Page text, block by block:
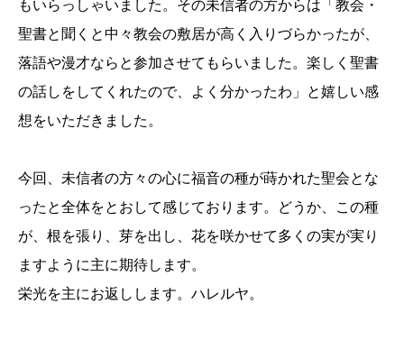
もいらっしゃいました。その未信者の方からは「教会・
聖書と聞くと中々教会の敷居が高く入りづらかったが、
落語や漫才ならと参加させてもらいました。楽しく聖書
の話しをしてくれたので、よく分かったわ」と嬉しい感
想をいただきました。
今回、未信者の方々の心に福音の種が蒔かれた聖会とな
ったと全体をとおして感じております。どうか、この種
が、根を張り、芽を出し、花を咲かせて多くの実が実り
ますように主に期待します。
栄光を主にお返しします。ハレルヤ。